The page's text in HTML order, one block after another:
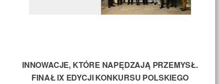
INNOWACJE, KTÓRE NAPĘDZAJĄ PRZEMYSŁ.
FINAŁ IX EDYCJI KONKURSU POLSKIEGO